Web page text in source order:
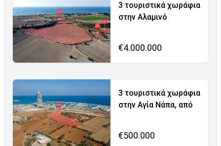
3 τουριστικά χωράφια
στην Αλαμινό
€4.000.000
3 τουριστικά χωράφια
στην Αγία Νάπα, από
€500.000